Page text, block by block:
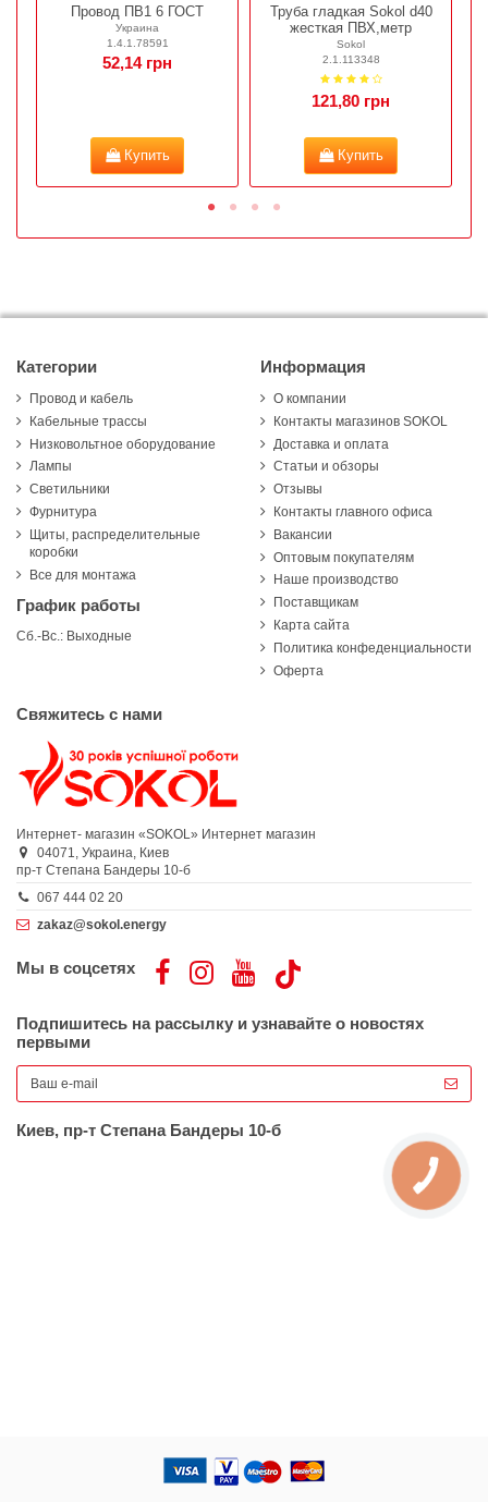
Провод ПВ1 6 ГОСТ
Украина
1.4.1.78591
52,14 грн
Купить
Труба гладкая Sokol d40
жесткая ПВХ,метр
Sokol
2.1.113348
121,80 грн
Купить
Категории
Провод и кабель
Кабельные трассы
Низковольтное оборудование
Лампы
Светильники
Фурнитура
Щиты, распределительные
коробки
Все для монтажа
График работы
Сб.-Вс.: Выходные
Информация
О компании
Контакты магазинов SOKOL
Доставка и оплата
Статьи и обзоры
Отзывы
Контакты главного офиса
Вакансии
Оптовым покупателям
Наше производство
Поставщикам
Карта сайта
Политика конфеденциальности
Оферта
Свяжитесь с нами
Интернет- магазин «SOKOL» Интернет магазин
04071, Украина, Киев
пр-т Степана Бандеры 10-б
067 444 02 20
zakaz@sokol.energy
Мы в соцсетях
Подпишитесь на рассылку и узнавайте о новостях
первыми
Киев, пр-т Степана Бандеры 10-б